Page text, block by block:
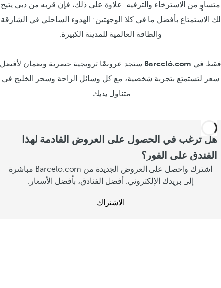
متساوٍ من الاسترخاء والترفيه. علاوة على ذلك، فإن قربه من دبي يتيح
لك الاستمتاع بأفضل ما في كلا الوجهتين: الهدوء الساحلي في الشارقة
والطاقة العالمية للمدينة الكبيرة.
فقط في Barceló.com ستجد عروضًا ترويجية حصرية وضمان لأفضل
سعر لتستمتع بتجربة شخصية، مع كل وسائل الراحة وسحر الخليج في
متناول يديك.
هل ترغب في الحصول على العروض القادمة لهذا
الفندق على الفور؟
اشترك واحصل على العروض الجديدة من Barcelo.com مباشرة
إلى بريدك الإلكتروني. أفضل الفنادق، بأفضل الأسعار.
الاشتراك